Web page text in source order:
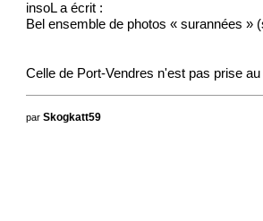
insoL a écrit :
Bel ensemble de photos « surannées
Celle de Port-Vendres n'est pas prise
parSkogkatt59